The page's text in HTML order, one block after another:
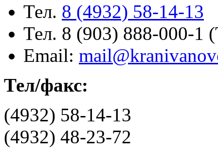
Тел. 8 (4932) 58-14-13
Тел. 8 (903) 888-000-1
Email:
Тел/факс:
(4932) 58-14-13
(4932) 48-23-72